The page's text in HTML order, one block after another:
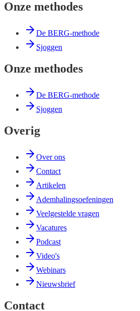
Onze methodes
De BERG-methode
Sjoggen
Onze methodes
De BERG-methode
Sjoggen
Overig
Over ons
Contact
Artikelen
Ademhalingsoefeningen
Veelgestelde vragen
Vacatures
Podcast
Video's
Webinars
Nieuwsbrief
Contact